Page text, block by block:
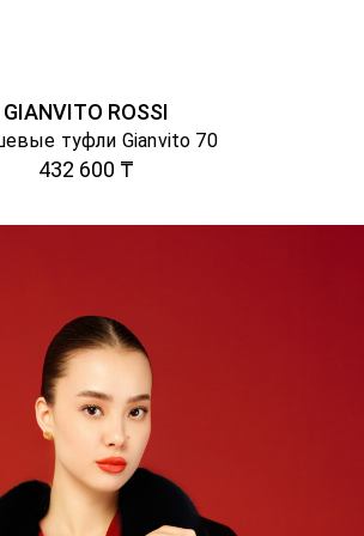
GIANVITO ROSSI
туфли Gianvito 70
432 600 ₸